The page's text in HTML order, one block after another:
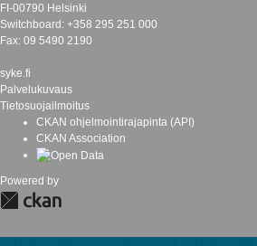
FI-00790 Helsinki
Switchboard: +358 295 251 000
Fax: 09 5490 2190
syke.fi
Palvelukuvaus
Tietosuojailmoitus
CKAN ohjelmointirajapinta (API)
CKAN Association
Powered by